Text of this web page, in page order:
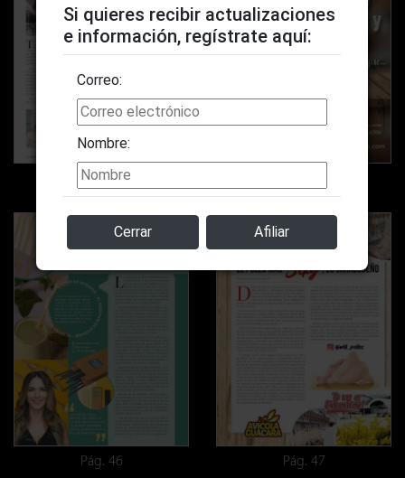
Pág. 44
Pág. 46 Pág. 47
Si quieres recibir actualizaciones
e información, regístrate aquí:
Nombre:
Correo:
Cerrar Afiliar